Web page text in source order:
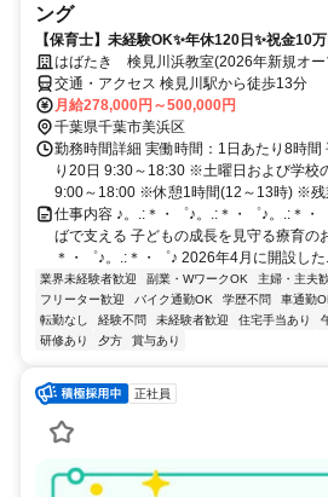
ング
【保育士】未経験OK✨年休120日✨祝金10
はばたき 検見川浜教室(2026年新規オー
交通・アクセス 検見川駅から徒歩13分
月給278,000円～500,000円
千葉県千葉市美浜区
勤務時間詳細 実働時間：1日あたり8時間
り20日 9:30～18:30 ※土曜日および学校
9:00～18:00 ※休憩1時間(12～13時) ※残
仕事内容 ♪。.:＊・゜♪。.:＊・゜♪。.:＊・
ばで支える 子どもの成長を見守る療育の
＊・゜♪。.:＊・゜♪ 2026年4月に開設した
業界未経験者歓迎 副業・WワークOK 主婦・主夫
フリーター歓迎
バイク通勤OK 学歴不問 車通勤
転勤なし
経験不問 未経験者歓迎 住宅手当あり
研修あり
夕方 賞与あり
正社員